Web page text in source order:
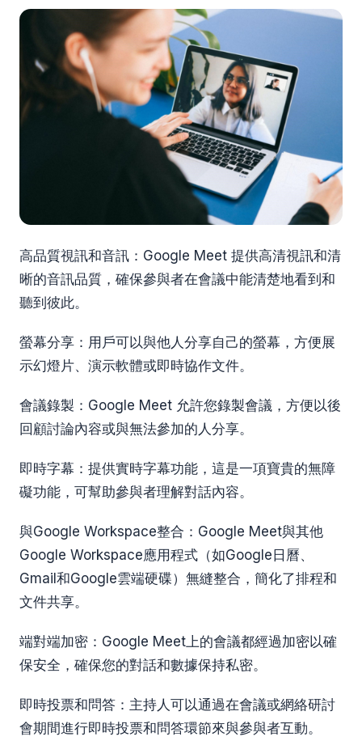
高品質視訊和音訊：Google Meet 提供高清視訊和清
晰的音訊品質，確保參與者在會議中能清楚地看到和
聽到彼此。
螢幕分享：用戶可以與他人分享自己的螢幕，方便展
示幻燈片、演示軟體或即時協作文件。
會議錄製：Google Meet 允許您錄製會議，方便以後
回顧討論內容或與無法參加的人分享。
即時字幕：提供實時字幕功能，這是一項寶貴的無障
礙功能，可幫助參與者理解對話內容。
與Google Workspace整合：Google Meet與其他
Google Workspace應用程式（如Google日曆、
Gmail和Google雲端硬碟）無縫整合，簡化了排程和
文件共享。
端對端加密：Google Meet上的會議都經過加密以確
保安全，確保您的對話和數據保持私密。
即時投票和問答：主持人可以通過在會議或網絡研討
會期間進行即時投票和問答環節來與參與者互動。